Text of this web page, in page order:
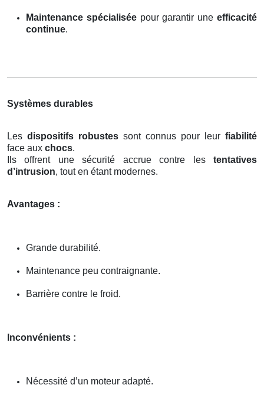
Maintenance spécialiséepour garantir uneefficacité
continue.
Systèmes durables
Les dispositifs robustes sont connus pour leur fiabilité
face aux chocs.
Ils offrent une sécurité accrue contre les tentatives
d’intrusion, tout en étant modernes.
Avantages :
Grande durabilité.
Maintenance peu contraignante.
Barrière contre le froid.
Inconvénients :
Nécessité d’un moteur adapté.